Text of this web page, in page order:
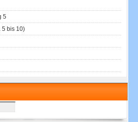
5
5 bis 10)